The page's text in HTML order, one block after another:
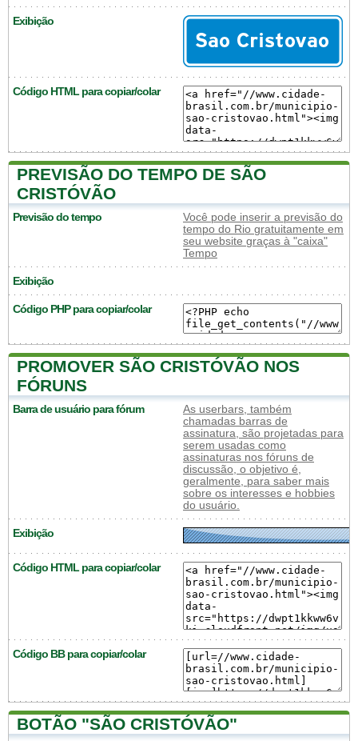
Exibição
Código HTML para copiar/colar
PREVISÃO DO TEMPO DE SÃO
CRISTÓVÃO
Previsão do tempo
Você pode inserir a previsão do
tempo do Rio gratuitamente em
seu website graças à "caixa"
Tempo
Exibição
Código PHP para copiar/colar
PROMOVER SÃO CRISTÓVÃO NOS
FÓRUNS
Barra de usuário para fórum
As userbars, também
chamadas barras de
assinatura, são projetadas para
serem usadas como
assinaturas nos fóruns de
discussão, o objetivo é,
geralmente, para saber mais
sobre os interesses e hobbies
do usuário.
Exibição
Código HTML para copiar/colar
Código BB para copiar/colar
BOTÃO "SÃO CRISTÓVÃO"